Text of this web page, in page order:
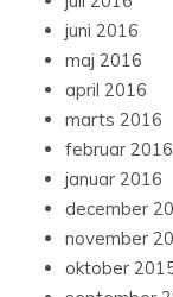
juni 2016
maj 2016
april 2016
marts 2016
februar 2016
januar 2016
december
november
oktober